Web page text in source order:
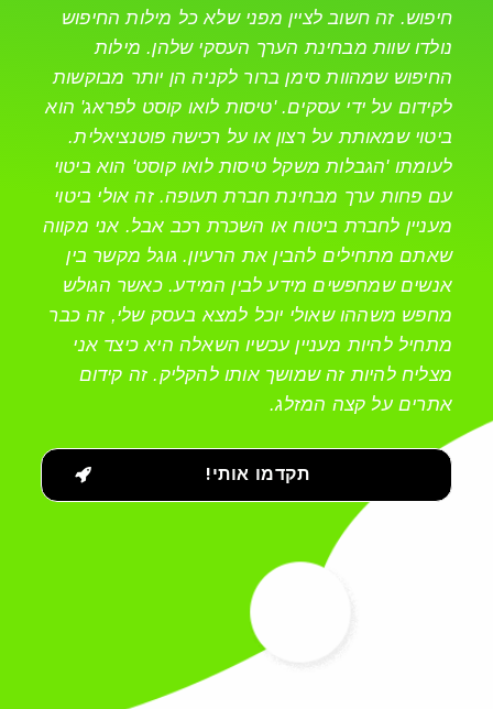
חיפוש. זה חשוב לציין מפני שלא כל מילות החיפוש
נולדו שוות מבחינת הערך העסקי שלהן. מילות
החיפוש שמהוות סימן ברור לקניה הן יותר מבוקשות
לקידום על ידי עסקים. 'טיסות לואו קוסט לפראג' הוא
ביטוי שמאותת על רצון או על רכישה פוטנציאלית.
לעומתו 'הגבלות משקל טיסות לואו קוסט' הוא ביטוי
עם פחות ערך מבחינת חברת תעופה. זה אולי ביטוי
מעניין לחברת ביטוח או השכרת רכב אבל. אני מקווה
שאתם מתחילים להבין את הרעיון. גוגל מקשר בין
אנשים שמחפשים מידע לבין המידע. כאשר הגולש
מחפש משההו שאולי יוכל למצא בעסק שלי, זה כבר
מתחיל להיות מעניין עכשיו השאלה היא כיצד אני
מצליח להיות זה שמושך אותו להקליק. זה קידום
אתרים על קצה המזלג.
תקדמו אותי!